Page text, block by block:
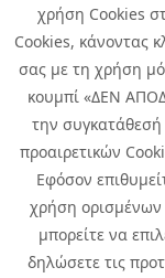
χρήση Cookies
Cookies, κάνοντας
σας με τη χρήση
κουμπί «ΔΕΝ
την
προαιρετικών
Εφόσον
χρήση ορισμένων
μπορείτε να
δηλώσετε τις